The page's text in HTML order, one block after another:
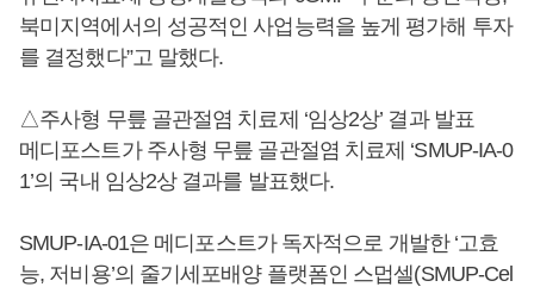
북미지역에서의 성공적인 사업능력을 높게 평가해 투자
를 결정했다”고 말했다.
△주사형 무릎 골관절염 치료제 ‘임상2상’ 결과 발표
메디포스트가 주사형 무릎 골관절염 치료제 ‘SMUP-IA-0
1’의 국내 임상2상 결과를 발표했다.
SMUP-IA-01은 메디포스트가 독자적으로 개발한 ‘고효
능, 저비용’의 줄기세포배양 플랫폼인 스멉셀(SMUP-Cel